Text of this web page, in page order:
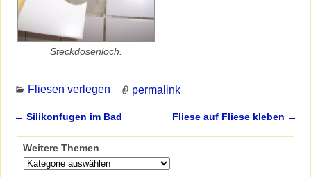
Steckdosenloch.
Fliesen verlegen permalink
← Silikonfugen im Bad Fliese auf Fliese kleben →
Weitere Themen